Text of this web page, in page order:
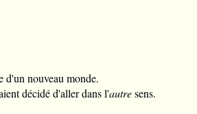
d'un nouveau monde.
décidé d'aller dans l'autresens.